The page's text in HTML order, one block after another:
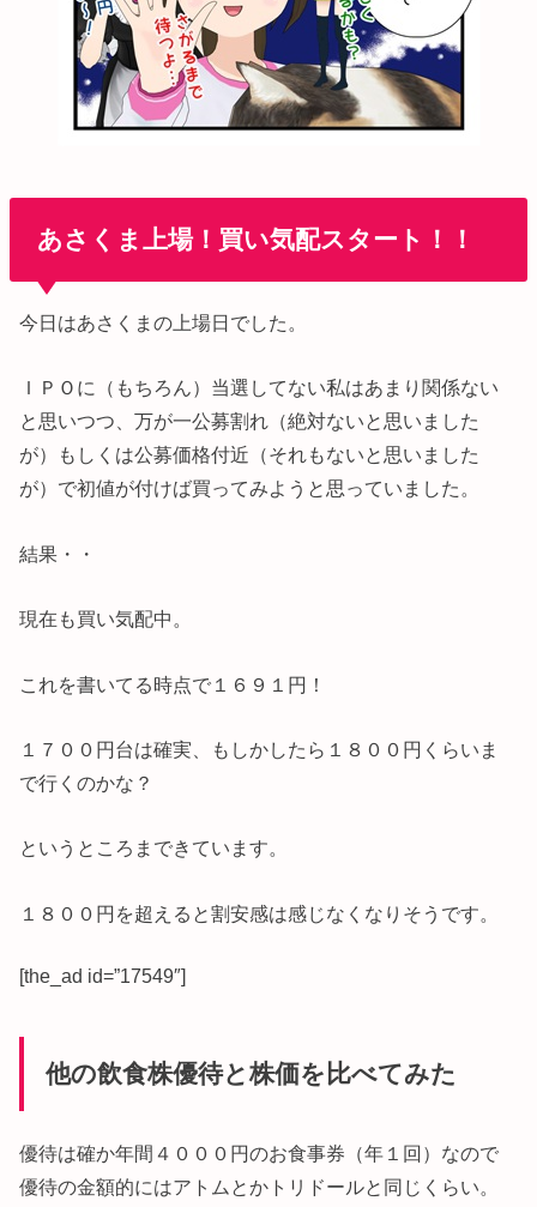
あさくま上場！買い気配スタート！！
今日はあさくまの上場日でした。
ＩＰＯに（もちろん）当選してない私はあまり関係ない
と思いつつ、万が一公募割れ（絶対ないと思いました
が）もしくは公募価格付近（それもないと思いました
が）で初値が付けば買ってみようと思っていました。
結果・・
現在も買い気配中。
これを書いてる時点で１６９１円！
１７００円台は確実、もしかしたら１８００円くらいま
で行くのかな？
というところまできています。
１８００円を超えると割安感は感じなくなりそうです。
[the_ad id=”17549″]
他の飲食株優待と株価を比べてみた
優待は確か年間４０００円のお食事券（年１回）なので
優待の金額的にはアトムとかトリドールと同じくらい。